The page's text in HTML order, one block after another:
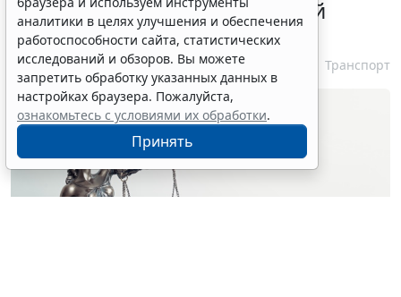
незаконным при неизвестной
личности водителя
7 августа 2026 16:37 Транспорт
аналитики в целях улучшения и обеспечения
работоспособности сайта, статистических
исследований и обзоров. Вы можете
запретить обработку указанных данных в
настройках браузера. Пожалуйста,
ознакомьтесь с условиями их обработки.
Принять